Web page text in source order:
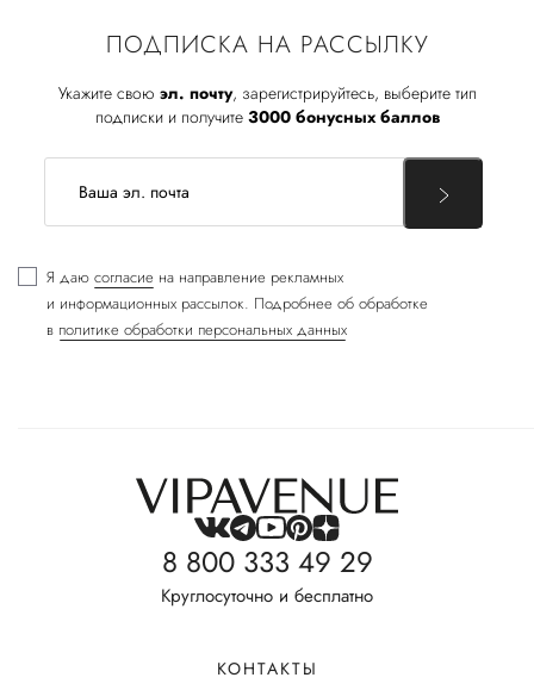
ПОДПИСКА НА РАССЫЛКУ
Укажите свою эл. почту, зарегистрируйтесь, выберите тип
подписки и получите 3000 бонусных баллов
Я даю согласие на направление рекламных
и информационных рассылок. Подробнее об обработке
в политике обработки персональных данных
8 800 333 49 29
Круглосуточно и бесплатно
КОНТАКТЫ